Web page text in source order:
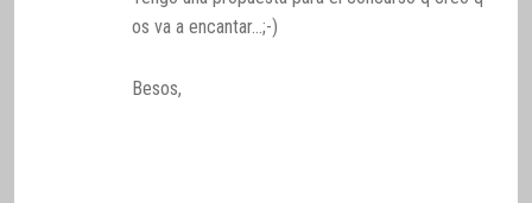
os va a encantar…;-)
Besos,